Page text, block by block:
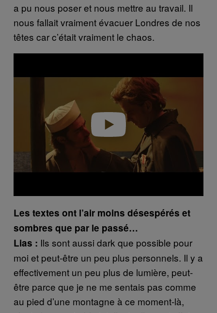
a pu nous poser et nous mettre au travail. Il
nous fallait vraiment évacuer Londres de nos
têtes car c’était vraiment le chaos.
Play video
Les textes ont l’air moins désespérés et
sombres que par le passé…
Lias : Ils sont aussi dark que possible pour
moi et peut-être un peu plus personnels. Il y a
effectivement un peu plus de lumière, peut-
être parce que je ne me sentais pas comme
au pied d’une montagne à ce moment-là,